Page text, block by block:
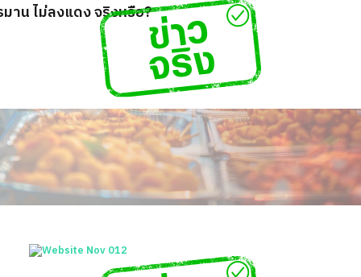
าน ไม่ลงแดง จริงหรือ?